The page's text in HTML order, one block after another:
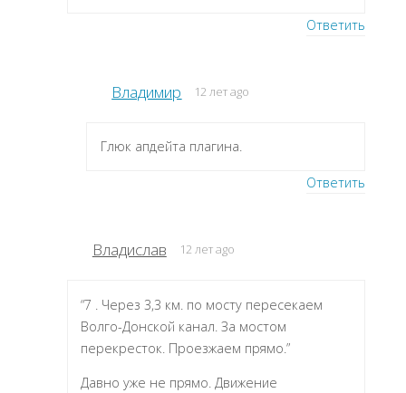
Ответить
Владимир 12 лет ago
Глюк апдейта плагина.
Ответить
Владислав 12 лет ago
“7 . Через 3,3 км. по мосту пересекаем
Волго-Донской канал. За мостом
перекресток. Проезжаем прямо.”
Давно уже не прямо. Движение